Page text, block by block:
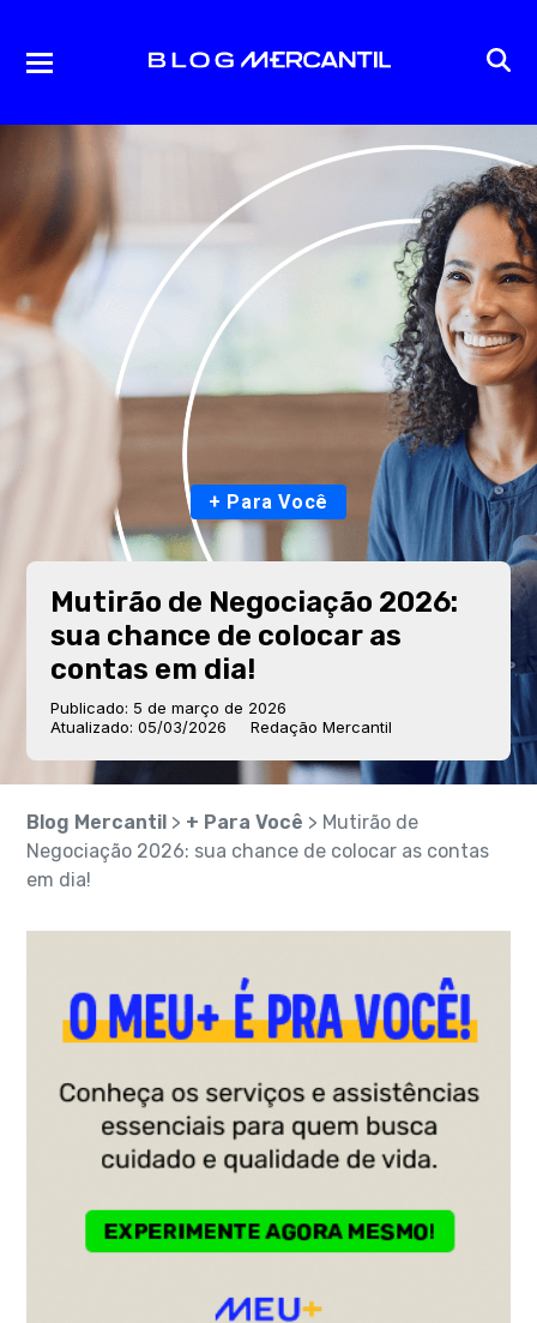
+ Para Você
Mutirão de Negociação 2026:
sua chance de colocar as
contas em dia!
Publicado: 5 de março de 2026
Atualizado: 05/03/2026
Redação Mercantil
Blog Mercantil > + Para Você > Mutirão de
Negociação 2026: sua chance de colocar as contas
em dia!